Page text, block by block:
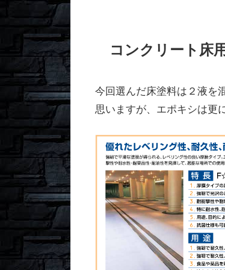
コンクリート床
今回選んだ床塗料は２液
思いますが、エポキシは更